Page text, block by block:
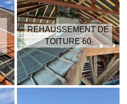
REHAUSSEMENT DE
TOITURE 60